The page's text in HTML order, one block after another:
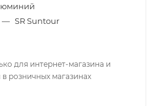
— SR Suntour
для интернет-магазина и
розничных магазинах